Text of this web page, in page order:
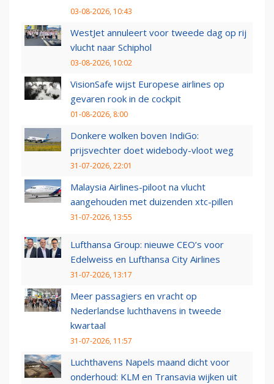
03-08-2026, 10:43
WestJet annuleert voor tweede dag op rij
vlucht naar Schiphol
03-08-2026, 10:02
VisionSafe wijst Europese airlines op
gevaren rook in de cockpit
01-08-2026, 8:00
Donkere wolken boven IndiGo:
prijsvechter doet widebody-vloot weg
31-07-2026, 22:01
Malaysia Airlines-piloot na vlucht
aangehouden met duizenden xtc-pillen
31-07-2026, 13:55
Lufthansa Group: nieuwe CEO’s voor
Edelweiss en Lufthansa City Airlines
31-07-2026, 13:17
Meer passagiers en vracht op
Nederlandse luchthavens in tweede
kwartaal
31-07-2026, 11:57
Luchthavens Napels maand dicht voor
onderhoud: KLM en Transavia wijken uit